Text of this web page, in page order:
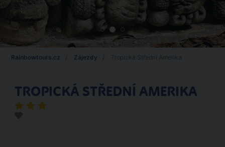
Rainbowtours.cz Zájezdy
TROPICKÁ STŘEDNÍ AMERIKA